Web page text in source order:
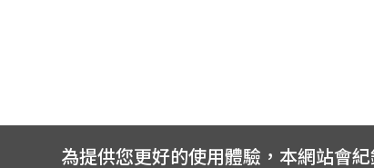
為提供您更好的使用體驗，本網站會